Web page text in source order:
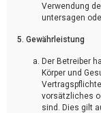
Verwendung
untersagen
5. Gewährleistung
Der Betreiber
Körper und
vorsätzliches
sind. Dies gilt